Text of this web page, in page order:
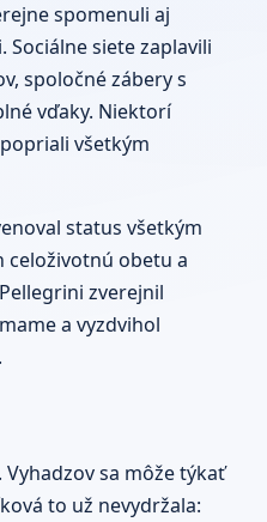
spomenuli aj
siete zaplavili
spoločné zábery s
vďaky. Niektorí
všetkým
status všetkým
celoživotnú obetu a
zverejnil
a vyzdvihol
sa môže týkať
to už nevydržala: